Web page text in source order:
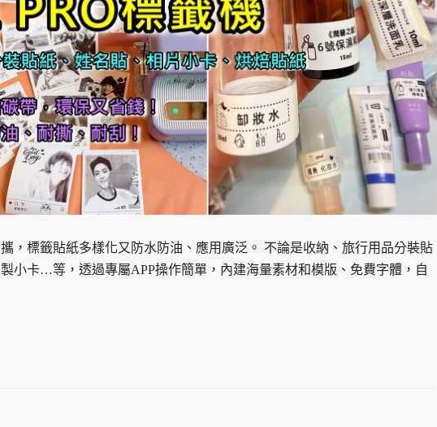
，標籤貼紙多樣化又防水防油、應用廣泛。 不論是收納、旅行用品分裝貼
小卡…等，透過專屬APP操作簡單，內建海量素材和模版、免費字體，自